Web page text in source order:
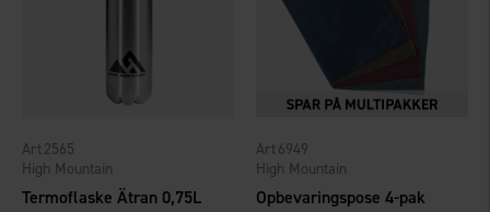
Termoflaske Ätran 0,75L
High Mountain
2565
Opbevaringspose 4-pak
High Mountain
6949